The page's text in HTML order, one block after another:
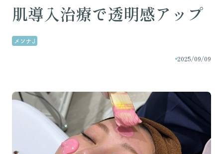
肌導入治療で透明感アップ
メソナJ
2025/09/09